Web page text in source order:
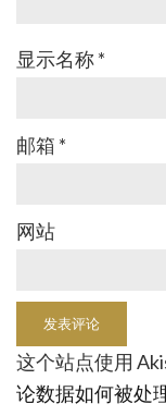
显示名称*
邮箱 *
网站
这个站点使用
论数据如何被处